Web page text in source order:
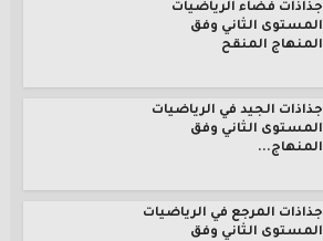
جذاذات فضاء الرياضيات
المستوى الثاني وفق
المنهاج المنقح
جذاذات الجيد في الرياضيات
المستوى الثاني وفق
المنهاج...
جذاذات المرجع في الرياضيات
المستوى الثاني وفق